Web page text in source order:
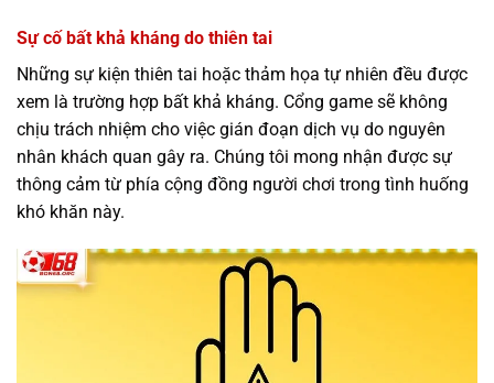
Sự cố bất khả kháng do thiên tai
Những sự kiện thiên tai hoặc thảm họa tự nhiên đều được
xem là trường hợp bất khả kháng. Cổng game sẽ không
chịu trách nhiệm cho việc gián đoạn dịch vụ do nguyên
nhân khách quan gây ra. Chúng tôi mong nhận được sự
thông cảm từ phía cộng đồng người chơi trong tình huống
khó khăn này.